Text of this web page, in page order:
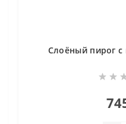
Слоёный пирог